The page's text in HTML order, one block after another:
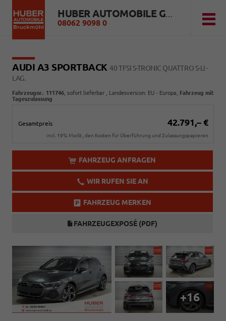
HUBER AUTOMOBILE GMBH
08062 9098 0
AUDI A3 SPORTBACK40 TFSI S-TRONIC QUATTRO S-LI -
LAG.
Fahrzeugnr.: 111746 sofort lieferbar , Landesversion: EU - Europa, Fahrzeug mit
Tageszulassung
Gesamtpreis 42.791,– €
incl. 19% MwSt., den Kosten für Überführung und Zulassungspapieren
FAHRZEUG ANFRAGEN
WIR RUFEN SIE AN
FAHRZEUG MERKEN
FAHRZEUGEXPOSÉ (PDF)
+16